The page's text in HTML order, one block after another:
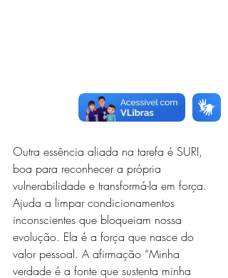
Outra essência aliada na tarefa é SURI,
boa para reconhecer a própria
vulnerabilidade e transformá-la em força.
Ajuda a limpar condicionamentos
inconscientes que bloqueiam nossa
evolução. Ela é a força que nasce do
valor pessoal. A afirmação “Minha
verdade é a fonte que sustenta minha